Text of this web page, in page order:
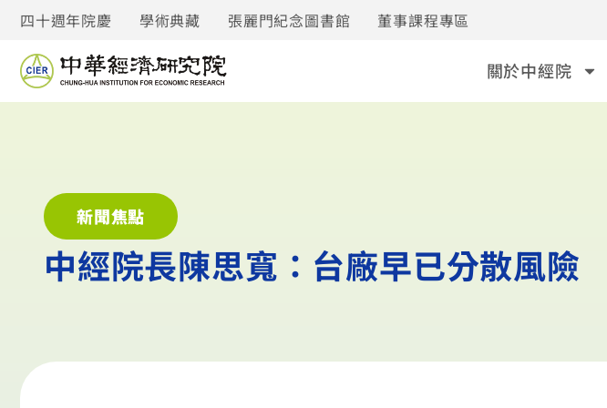
四十週年院慶 學術典藏 張麗門紀念圖書館 董事課程專區
關於中經院
新聞焦點
中經院長陳思寬：台廠早已分散風險